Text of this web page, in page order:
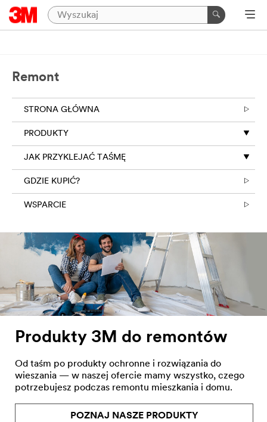
Remont
STRONA GŁÓWNA
PRODUKTY
JAK PRZYKLEJAĆ TAŚMĘ
GDZIE KUPIĆ?
WSPARCIE
Produkty 3M do remontów
Od taśm po produkty ochronne i rozwiązania do
wieszania — w naszej ofercie mamy wszystko, czego
potrzebujesz podczas remontu mieszkania i domu.
POZNAJ NASZE PRODUKTY